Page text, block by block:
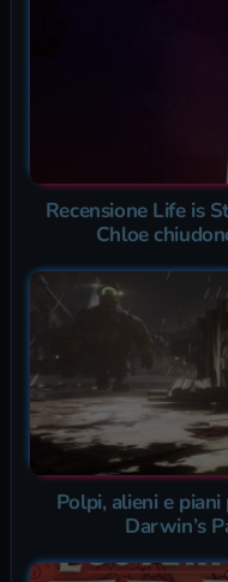
Recensione Life is
Chloe
Polpi, alieni e
Darwin’s